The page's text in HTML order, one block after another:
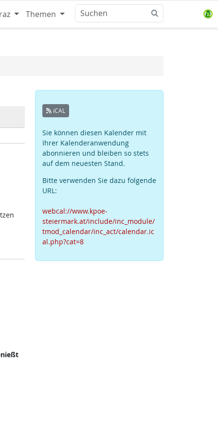
Themen
iCAL
Sie können diesen Kalender mit
Ihrer Kalenderanwendung
abonnieren und bleiben so stets
auf dem neuesten Stand.
Bitte verwenden Sie dazu folgende
URL:
webcal://www.kpoe-
steiermark.at/include/inc_module/
tmod_calendar/inc_act/calendar.ic
al.php?cat=8